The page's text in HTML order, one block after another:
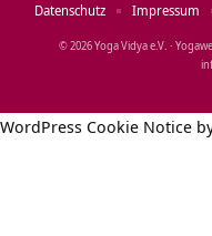
© 2026 Yoga Vidya e.V. ·
Datenschutz Impressum
WordPress Cookie Notice